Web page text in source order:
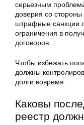
серьезным
доверия со
штрафные санкции
ограничения в
договоров.
Чтобы избежать
должны
долги вовремя.
Каковы
реестр